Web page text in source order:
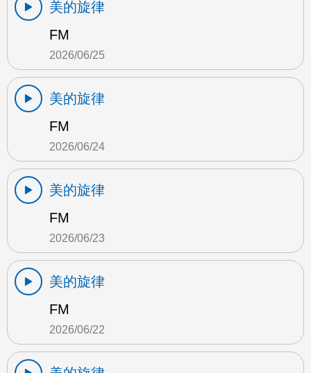
美的旋律
FM
2026/06/25
美的旋律
FM
2026/06/24
美的旋律
FM
2026/06/23
美的旋律
FM
2026/06/22